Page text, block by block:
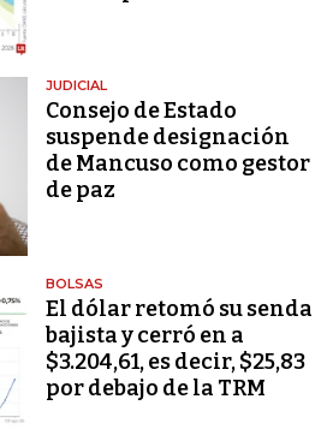
JUDICIAL
Consejo de Estado
suspende designación
de Mancuso como gestor
de paz
BOLSAS
El dólar retomó su senda
bajista y cerró en a
$3.204,61, es decir, $25,83
por debajo de la TRM